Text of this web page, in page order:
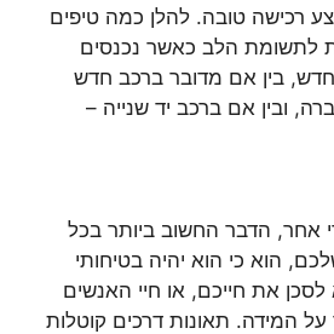
רכישה טובה. להלן כמה טיפים
לתשומת הלב כאשר נכנסים
בין אם מדובר ברכב חדש
ובין אם ברכב יד שנייה –
אחר, הדבר החשוב ביותר בכל
הוא כי הוא יהיה בטיחותי
את חייכם, או חיי האנשים
המידה. תאונות דרכים קוטלות